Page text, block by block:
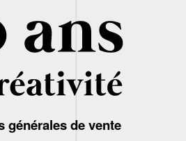
générales de vente